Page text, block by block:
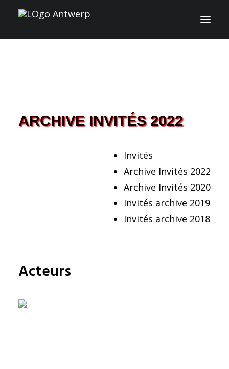
INVITÉS
CONTACT
TICKETS
ARCHIVE INVITÉS 2022
Invités
Archive Invités 2022
Archive Invités 2020
Invités archive 2019
Invités archive 2018
Acteurs